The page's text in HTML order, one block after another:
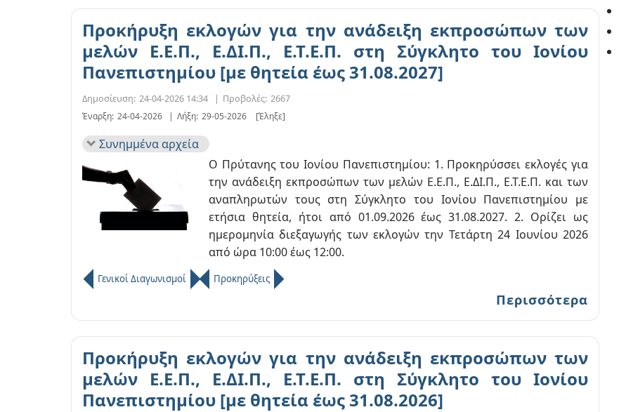
Προκήρυξη εκλογών για την ανάδειξη εκπροσώπων των
μελών Ε.Ε.Π., Ε.ΔΙ.Π., Ε.Τ.Ε.Π. στη Σύγκλητο του Ιονίου
Πανεπιστημίου [με θητεία έως 31.08.2027]
Δημοσίευση: 24-04-2026 14:34 | Προβολές: 2667
Έναρξη: 24-04-2026 | Λήξη: 29-05-2026 [Έληξε]
Συνημμένα αρχεία
Ο Πρύτανης του Ιονίου Πανεπιστημίου: 1. Προκηρύσσει εκλογές για
την ανάδειξη εκπροσώπων των μελών Ε.Ε.Π., Ε.ΔΙ.Π., Ε.Τ.Ε.Π. και των
αναπληρωτών τους στη Σύγκλητο του Ιονίου Πανεπιστημίου με
ετήσια θητεία, ήτοι από 01.09.2026 έως 31.08.2027. 2. Ορίζει ως
ημερομηνία διεξαγωγής των εκλογών την Τετάρτη 24 Ιουνίου 2026
από ώρα 10:00 έως 12:00.
Γενικοί Διαγωνισμοί Προκηρύξεις
Περισσότερα
Προκήρυξη εκλογών για την ανάδειξη εκπροσώπων των
μελών Ε.Ε.Π., Ε.ΔΙ.Π., Ε.Τ.Ε.Π. στη Σύγκλητο του Ιονίου
Πανεπιστημίου [με θητεία έως 31.08.2026]